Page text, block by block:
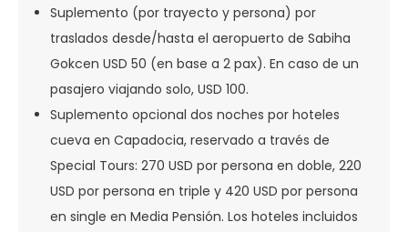
Suplemento (por trayecto y persona) por
traslados desde/hasta el aeropuerto de Sabiha
Gokcen USD 50 (en base a 2 pax). En caso de un
pasajero viajando solo, USD 100.
Suplemento opcional dos noches por hoteles
cueva en Capadocia, reservado a través de
Special Tours: 270 USD por persona en doble, 220
USD por persona en triple y 420 USD por persona
en single en Media Pensión. Los hoteles incluidos